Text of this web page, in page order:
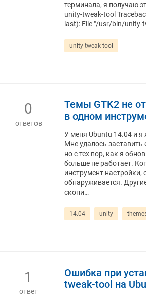
терминала, я получаю
unity-tweak-tool
last): File "/usr/bin/unity-
unity-tweak-tool
0
ответов
Темы GTK2 не
в одном
У меня Ubuntu 14.04 и я
Мне удалось заставить
но с тех пор, как я
больше не работает.
инструмент настройки,
обнаруживается.
скопи…
14.04 unity
1
ответ
Ошибка при
tweak-tool на